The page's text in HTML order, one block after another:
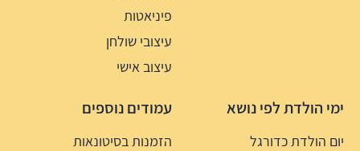
פיניאטות
עיצובי שולחן
עיצוב אישי
ימי הולדת לפי נושא
יום הולדת כדורגל
עמודים נוספים
הזמנות בסיטונאות